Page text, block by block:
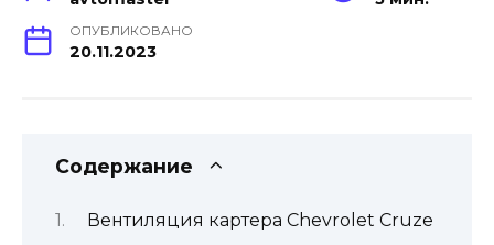
ОПУБЛИКОВАНО
20.11.2023
Содержание
Вентиляция картера Chevrolet Cruze